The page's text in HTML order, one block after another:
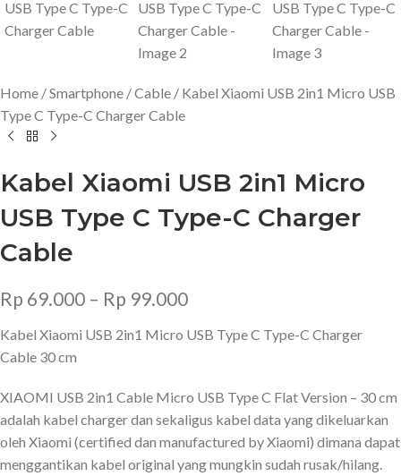
Home Smartphone Cable
Kabel Xiaomi USB 2in1 Micro USB
Type C Type-C Charger Cable
Kabel Xiaomi USB 2in1 Micro
USB Type C Type-C Charger
Cable
Rp 69.000 – Rp 99.000
Kabel Xiaomi USB 2in1 Micro USB Type C Type-C Charger
Cable 30 cm
XIAOMI USB 2in1 Cable Micro USB Type C Flat Version – 30 cm
adalah kabel charger dan sekaligus kabel data yang dikeluarkan
oleh Xiaomi (certified dan manufactured by Xiaomi) dimana dapat
menggantikan kabel original yang mungkin sudah rusak/hilang.